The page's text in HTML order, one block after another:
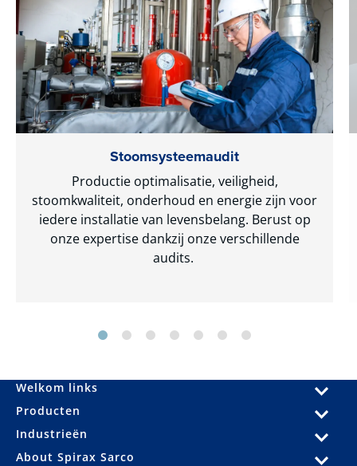
Stoomsysteemaudit
Productie optimalisatie, veiligheid,
stoomkwaliteit, onderhoud en energie zijn voor
iedere installatie van levensbelang. Berust op
onze expertise dankzij onze verschillende
audits.
Welkom links
Producten
Industrieën
About Spirax Sarco